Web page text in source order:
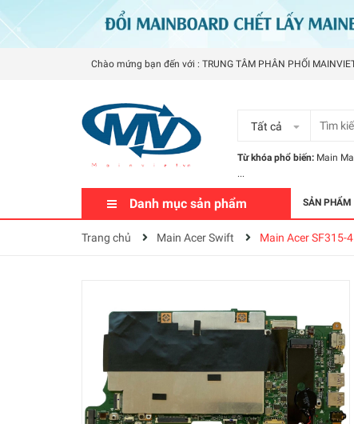
Chào mứng bạn đến với : TRUNG TÂM PHÂN PHỐI
Tất cả
Từ khóa phổ biến: Main
...
Danh mục sản phẩm SẢN PHẨM
Trang chủ Main Acer Swift Main Acer SF315-